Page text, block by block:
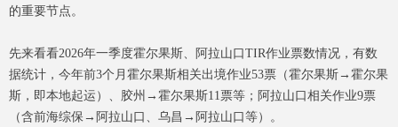
的重要节点。
先来看看2026年一季度霍尔果斯、阿拉山口TIR作业票数情况，有数
据统计，今年前3个月霍尔果斯相关出境作业53票（霍尔果斯→霍尔果
斯，即本地起运）、胶州→霍尔果斯11票等；阿拉山口相关作业9票
（含前海综保→阿拉山口、乌昌→阿拉山口等）。